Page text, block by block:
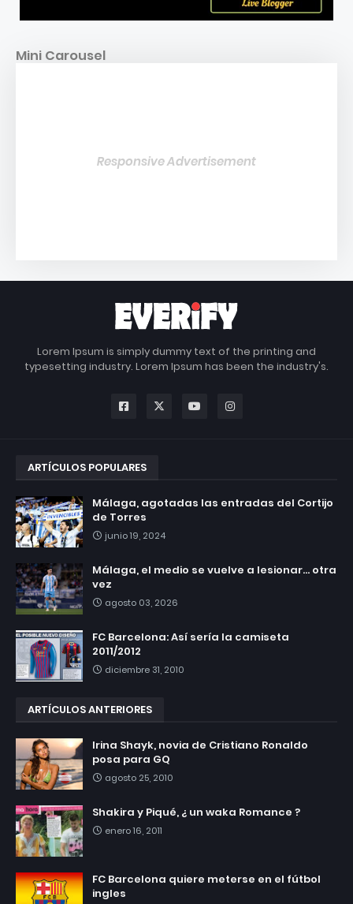
Mini Carousel
Responsive Advertisement
Lorem Ipsum is simply dummy text of the printing and
typesetting industry. Lorem Ipsum has been the industry's.
ARTÍCULOS POPULARES
Málaga, agotadas las entradas del Cortijo
de Torres
junio 19, 2024
Málaga, el medio se vuelve a lesionar... otra
vez
agosto 03, 2026
FC Barcelona: Así sería la camiseta
2011/2012
diciembre 31, 2010
ARTÍCULOS ANTERIORES
Irina Shayk, novia de Cristiano Ronaldo
posa para GQ
agosto 25, 2010
Shakira y Piqué, ¿ un waka Romance ?
enero 16, 2011
FC Barcelona quiere meterse en el fútbol
ingles